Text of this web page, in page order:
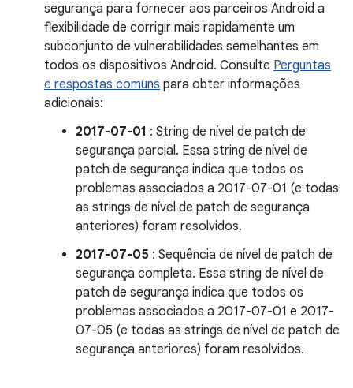
segurança para fornecer aos parceiros Android a
flexibilidade de corrigir mais rapidamente um
subconjunto de vulnerabilidades semelhantes em
todos os dispositivos Android. Consulte Perguntas
e respostas comuns para obter informações
adicionais:
2017-07-01 : String de nível de patch de
segurança parcial. Essa string de nível de
patch de segurança indica que todos os
problemas associados a 2017-07-01 (e todas
as strings de nível de patch de segurança
anteriores) foram resolvidos.
2017-07-05 : Sequência de nível de patch de
segurança completa. Essa string de nível de
patch de segurança indica que todos os
problemas associados a 2017-07-01 e 2017-
07-05 (e todas as strings de nível de patch de
segurança anteriores) foram resolvidos.